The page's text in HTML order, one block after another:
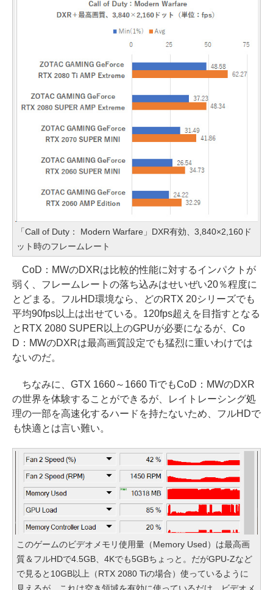
「Call of Duty： Modern Warfare」DXR有効、3,840×2,160ド
ット時のフレームレート
CoD：MWのDXRは比較的性能に対するインパクトが
弱く、フレームレートの落ち込みはせいぜい20％程度に
とどまる。フルHD環境なら、どのRTX 20シリーズでも
平均90fps以上は出せている。120fps超えを目指すとなる
とRTX 2080 SUPER以上のGPUが必要になるが、Co
D：MWのDXRは最高画質設定でも猛烈に重いわけでは
ないのだ。
ちなみに、GTX 1660～1660 TiでもCoD：MWのDXR
の世界を体験することができるが、レイトレーシング処
理の一部を高速化するハードを持たないため、フルHDで
も快適とは言い難い。
このゲームのビデオメモリ使用量（Memory Used）は最高画
質＆フルHDで4.5GB、4Kでも5GBちょっと。だがGPU-Zなど
で見ると10GB以上（RTX 2080 Tiの場合）使っているように